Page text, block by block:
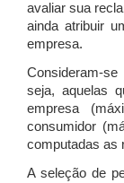
avaliar sua
ainda atribuir
empresa.
Consideram-
seja, aquelas
empresa
consumidor
computadas as
A seleção de